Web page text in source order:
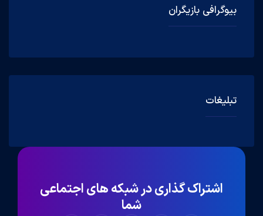
بیوگرافی بازیگران
تبلیغات
اشتراک گذاری در شبکه های اجتماعی
شما